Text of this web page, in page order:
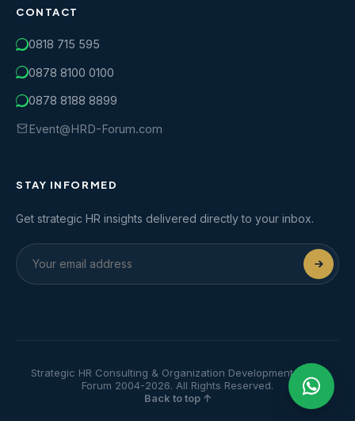
CONTACT
0818 715 595
0878 8100 0100
0878 8188 8899
Event@HRD-Forum.com
STAY INFORMED
Get strategic HR insights delivered directly to your inbox.
Strategic HR Consulting & Organization Development | HRD
Forum 2004-2026. All Rights Reserved.
Back to top ↑